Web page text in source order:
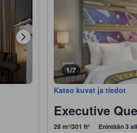
1/7
Katso kuvat ja tiedot
Executive
28 m²/301 ft² Enintään 3